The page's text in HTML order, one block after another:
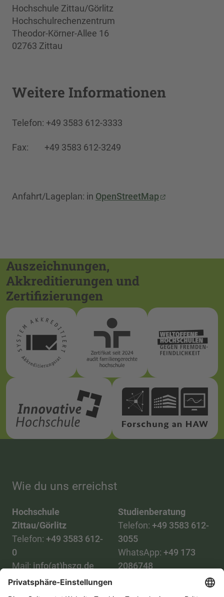
Hochschule Zittau/Görlitz
Hochschulrechenzentrum
Theodor-Körner-Allee 16
02763 Zittau
Weitere Informationen
Telefon: +49 3583 612-3333
Fax: +49 3583 612-3249
Anfahrt/Lageplan: in OpenStreetMap
Auszeichnungen,
Akkreditierungen und
Zertifizierungen
Wie du uns erreichst
Hochschule
Zittau/Görlitz
Telefon: +49 3583 612-
0
Mail: info(at)hszg.de
Studienberatung
Telefon: +49 3583 612-
3055
WhatsApp: +49 173
2086748